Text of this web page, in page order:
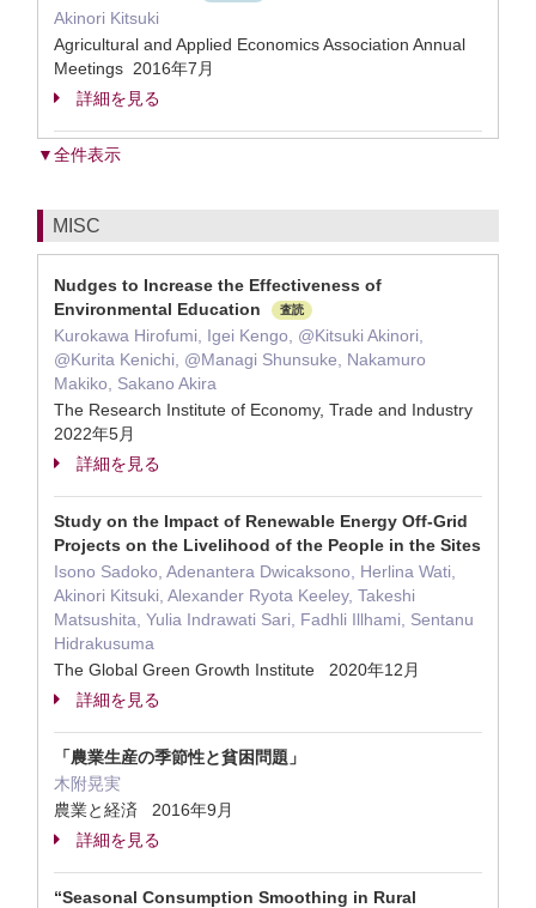
Akinori Kitsuki
Agricultural and Applied Economics Association Annual
Meetings 2016年7月
詳細を見る
▼全件表示
MISC
Nudges to Increase the Effectiveness of
Environmental Education
査読
Kurokawa Hirofumi, Igei Kengo, @Kitsuki Akinori,
@Kurita Kenichi, @Managi Shunsuke, Nakamuro
Makiko, Sakano Akira
The Research Institute of Economy, Trade and Industry
2022年5月
詳細を見る
Study on the Impact of Renewable Energy Off-Grid
Projects on the Livelihood of the People in the Sites
Isono Sadoko, Adenantera Dwicaksono, Herlina Wati,
Akinori Kitsuki, Alexander Ryota Keeley, Takeshi
Matsushita, Yulia Indrawati Sari, Fadhli Illhami, Sentanu
Hidrakusuma
The Global Green Growth Institute 2020年12月
詳細を見る
「農業生産の季節性と貧困問題」
木附晃実
農業と経済 2016年9月
詳細を見る
“Seasonal Consumption Smoothing in Rural